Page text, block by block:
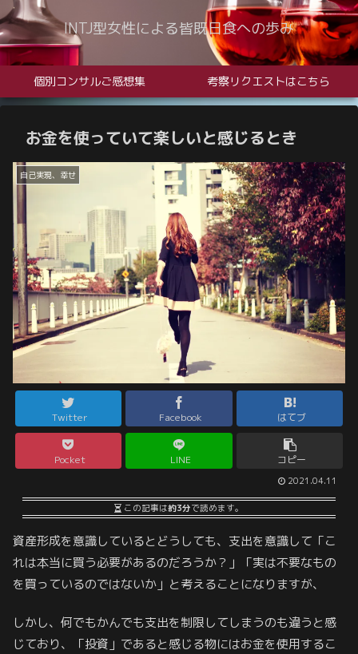
INTJ型女性による皆既日食への歩み
個別コンサルご感想集 考察リクエストはこちら
お金を使っていて楽しいと感じるとき
自己実現、幸せ
Twitter Facebook はてブ
Pocket LINE コピー
2021.04.11
この記事は約3分で読めます。
資産形成を意識しているとどうしても、支出を意識して「こ
れは本当に買う必要があるのだろうか？」「実は不要なもの
を買っているのではないか」と考えることになりますが、
しかし、何でもかんでも支出を制限してしまうのも違うと感
じており、「投資」であると感じる物にはお金を使用するこ